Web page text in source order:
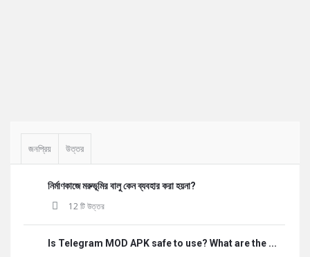
Sidebar
জনপ্রিয় উত্তর
নির্মাণকাজে মরুভূমির বালু কেন ব্যবহার করা হয়না?
12 টি উত্তর
Is Telegram MOD APK safe to use? What are the ...